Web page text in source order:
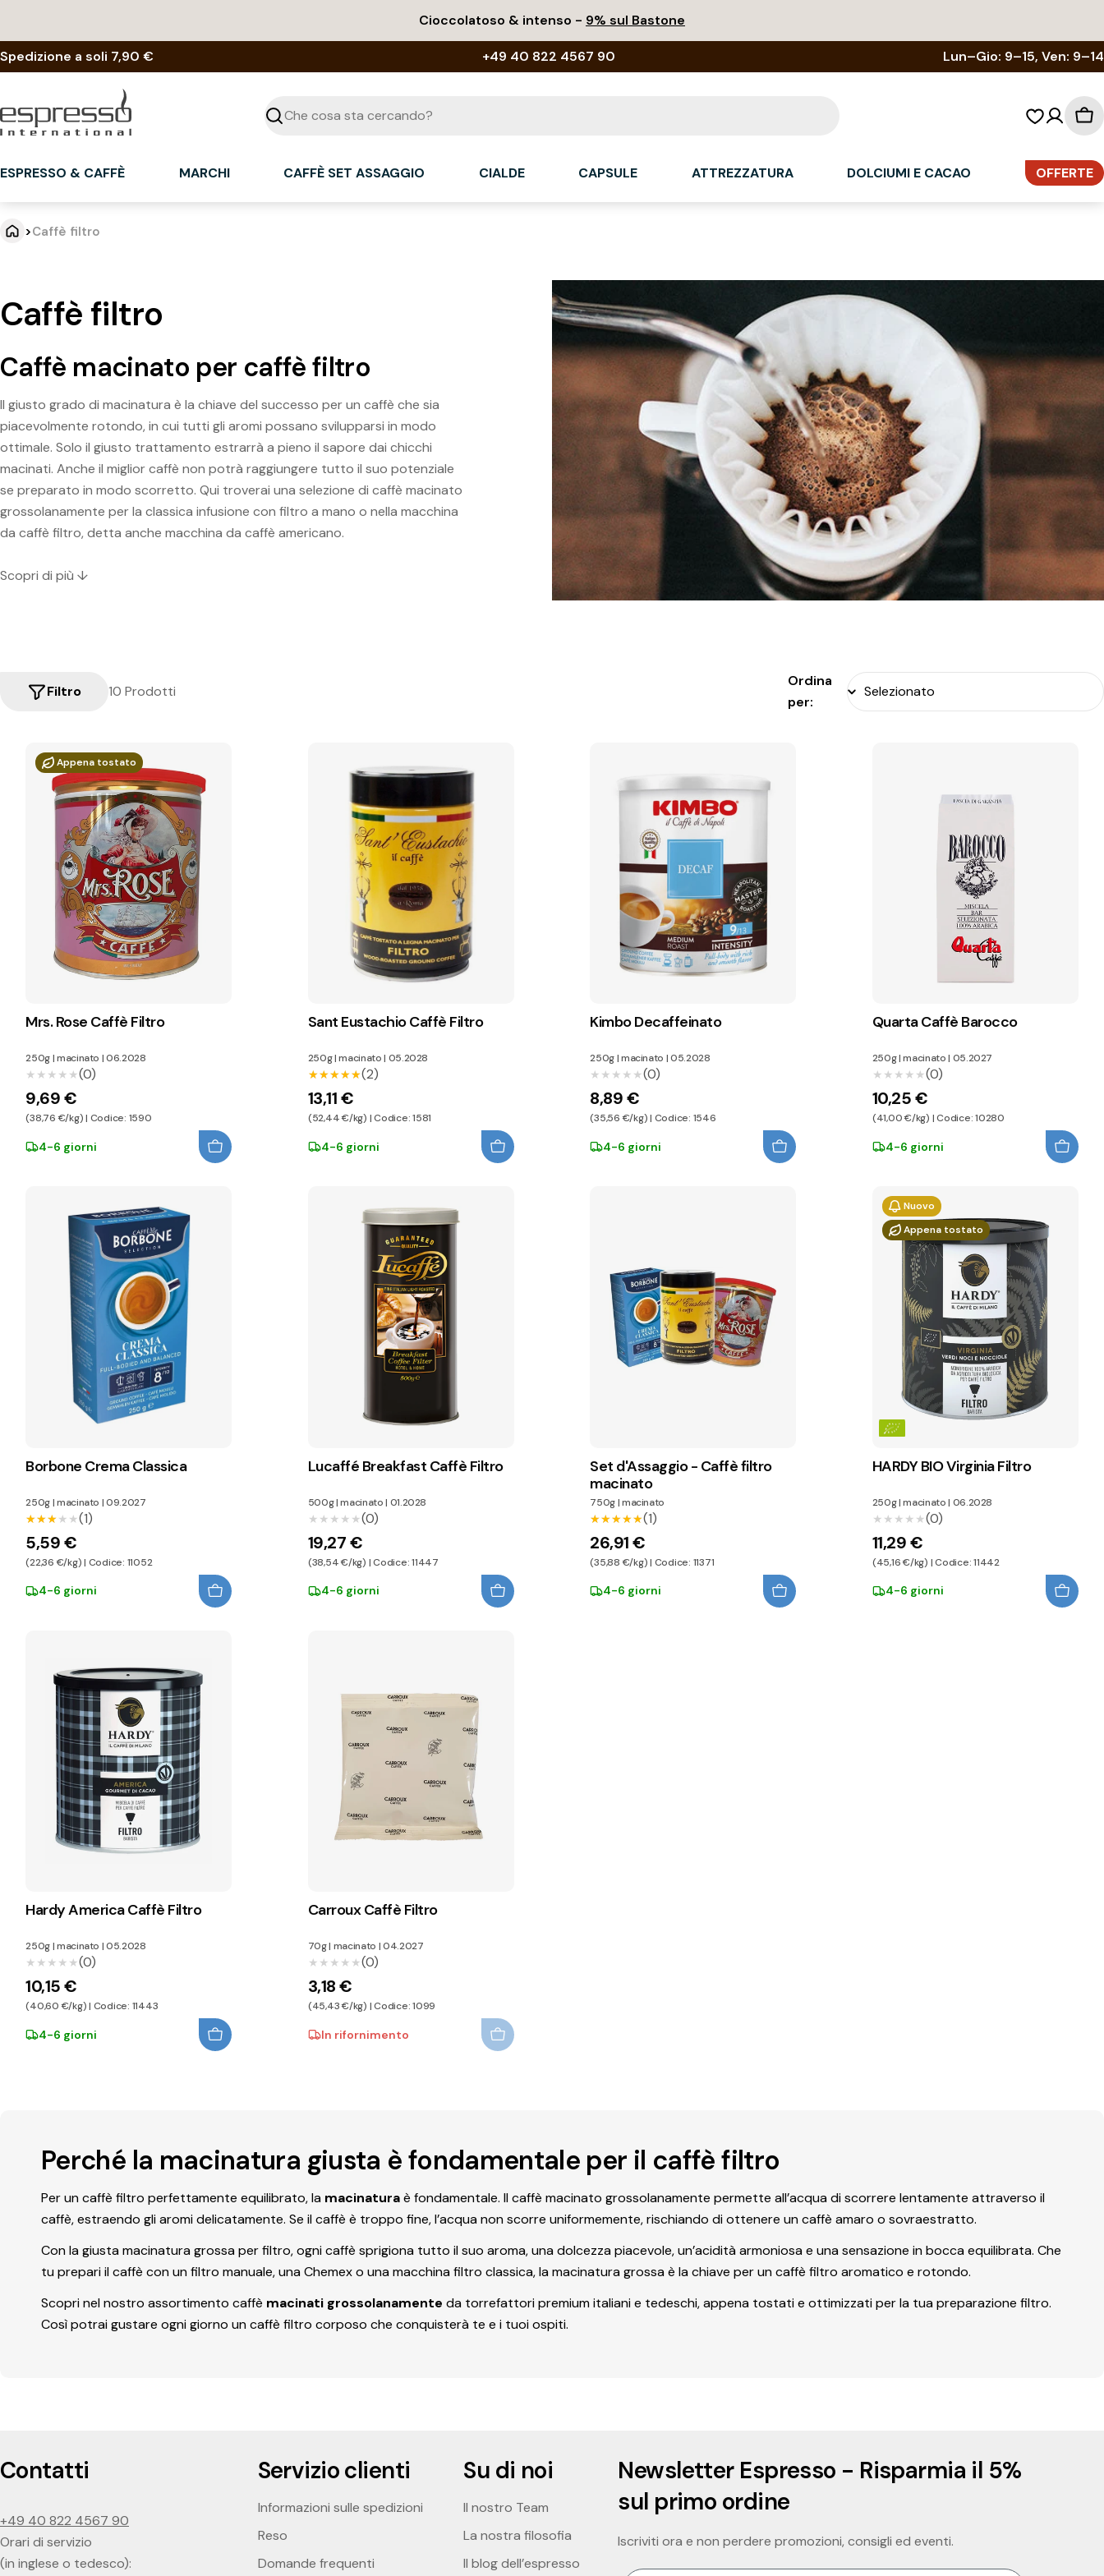
contenuto
Cioccolatoso & intenso - 9% sul Bastone
Spedizione a soli 7,90 € +49 40 822 4567 90 Lun–Gio: 9–15, Ven: 9–14
Cercare
ESPRESSO & CAFFÈ MARCHI CAFFÈ SET ASSAGGIO CIALDE CAPSULE ATTREZZATURA DOLCIUMI E CACAO OFFERTE
>Caffè filtro
Caffè filtro
Caffè macinato per caffè filtro
Il giusto grado di macinatura è la chiave del successo per un caffè che sia
piacevolmente rotondo, in cui tutti gli aromi possano svilupparsi in modo
ottimale. Solo il giusto trattamento estrarrà a pieno il sapore dai chicchi
macinati. Anche il miglior caffè non potrà raggiungere tutto il suo potenziale
se preparato in modo scorretto. Qui troverai una selezione di caffè macinato
grossolanamente per la classica infusione con filtro a mano o nella macchina
da caffè filtro, detta anche macchina da caffè americano.
Scopri di più ↓
10 Prodotti
Filtro
Ordina
per:
Appena tostato
Mrs. Rose Caffè Filtro
250g|macinato |06.2028
★★★★★
★★★★★(0)
9,69 €
(38,76 €/kg) | Codice: 1590
4-6 giorni
Sant Eustachio Caffè Filtro
250g|macinato| 05.2028
★★★★★
★★★★★(2)
13,11 €
(52,44 €/kg) | Codice: 1581
4-6 giorni
Kimbo Decaffeinato
250g|macinato |05.2028
★★★★★
★★★★★(0)
8,89 €
(35,56 €/kg) | Codice: 1546
4-6 giorni
Quarta Caffè Barocco
250g|macinato| 05.2027
★★★★★
★★★★★(0)
10,25 €
(41,00 €/kg) | Codice: 10280
4-6 giorni
Borbone Crema Classica
250g|macinato |09.2027
★★★★★
★★★★★(1)
5,59 €
(22,36 €/kg) | Codice: 11052
4-6 giorni
Lucaffé Breakfast Caffè Filtro
500g|macinato| 01.2028
★★★★★
★★★★★(0)
19,27 €
(38,54 €/kg) | Codice: 11447
4-6 giorni
Set d'Assaggio - Caffè filtro
macinato
750g|macinato
★★★★★
★★★★★(1)
26,91 €
(35,88 €/kg) | Codice: 11371
4-6 giorni
Nuovo
Appena tostato
HARDY BIO Virginia Filtro
250g|macinato| 06.2028
★★★★★
★★★★★(0)
11,29 €
(45,16 €/kg) | Codice: 11442
4-6 giorni
Hardy America Caffè Filtro
250g|macinato |05.2028
★★★★★
★★★★★(0)
10,15 €
(40,60 €/kg) | Codice: 11443
4-6 giorni
Carroux Caffè Filtro
70g| macinato |04.2027
★★★★★
★★★★★(0)
3,18 €
(45,43 €/kg) | Codice: 1099
In rifornimento
Perché la macinatura giusta è fondamentale per il caffè filtro
Per un caffè filtro perfettamente equilibrato, la macinaturaè fondamentale. Il caffè macinato grossolanamente permette all’acqua di scorrere lentamente attraverso il
caffè, estraendo gli aromi delicatamente. Se il caffè è troppo fine, l’acqua non scorre uniformemente, rischiando di ottenere un caffè amaro o sovraestratto.
Con la giusta macinatura grossa per filtro, ogni caffè sprigiona tutto il suo aroma, una dolcezza piacevole, un’acidità armoniosa e una sensazione in bocca equilibrata. Che
tu prepari il caffè con un filtro manuale, una Chemex o una macchina filtro classica, la macinatura grossa è la chiave per un caffè filtro aromatico e rotondo.
Scopri nel nostro assortimento caffè macinati grossolanamente da torrefattori premium italiani e tedeschi, appena tostati e ottimizzati per la tua preparazione filtro.
Così potrai gustare ogni giorno un caffè filtro corposo che conquisterà te e i tuoi ospiti.
Contatti
+49 40 822 4567 90
Orari di servizio
(in inglese o tedesco):
Servizio clienti
Informazioni sulle spedizioni
Reso
Domande frequenti
Su di noi
Il nostro Team
La nostra filosofia
Il blog dell’espresso
Newsletter Espresso - Risparmia il 5%
sul primo ordine
Iscriviti ora e non perdere promozioni, consigli ed eventi.